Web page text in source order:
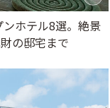
ンホテル8選。絶景
の邸宅まで